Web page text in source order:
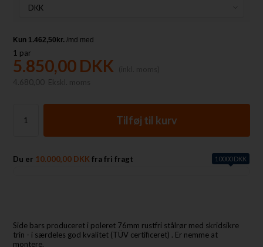
1 par
5.850,00 DKK
4.680,00
Ekskl. moms
Du er 10.000,00 DKK fra fri fragt 10000 DKK
Side bars produceret i poleret 76mm rustfri stålrør med skridsikre
trin - i særdeles god kvalitet (TÜV certificeret) . Er nemme at
montere.